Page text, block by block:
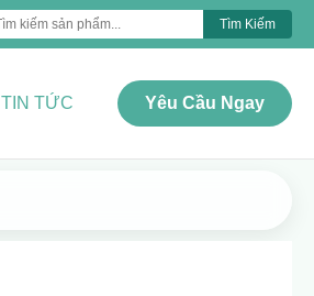
Tìm Kiếm
TIN TỨC Yêu Cầu Ngay